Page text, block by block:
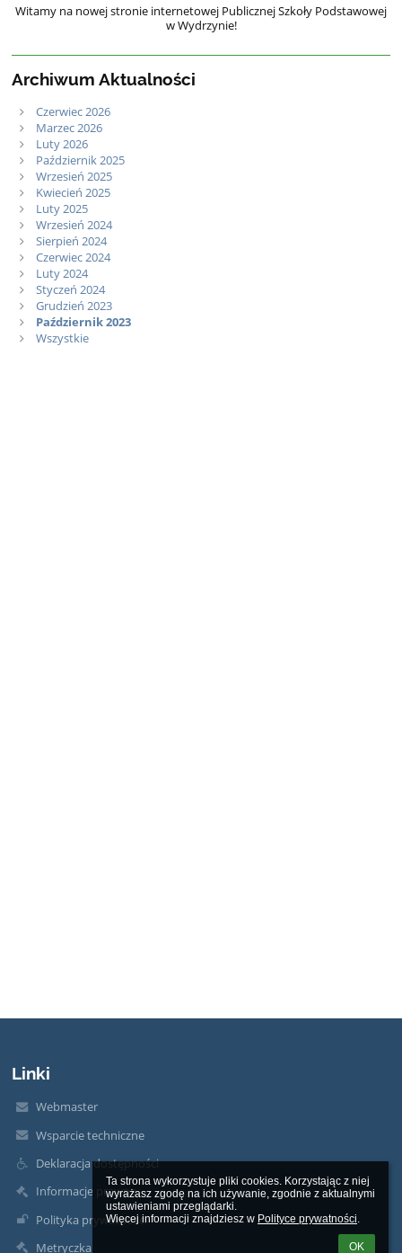
Ta strona wykorzystuje pliki cookies. Korzystając z niej
wyrażasz zgodę na ich używanie, zgodnie z aktualnymi
ustawieniami przeglądarki.
Więcej informacji znajdziesz w Polityce prywatności.
OK
Witamy na nowej stronie internetowej Publicznej Szkoły Podstawowej
w Wydrzynie!
Archiwum Aktualności
Czerwiec 2026
Marzec 2026
Luty 2026
Październik 2025
Wrzesień 2025
Kwiecień 2025
Luty 2025
Wrzesień 2024
Sierpień 2024
Czerwiec 2024
Luty 2024
Styczeń 2024
Grudzień 2023
Październik 2023
Wszystkie
Linki
Webmaster
Wsparcie techniczne
Deklaracja dostępności
Informacje prawne
Polityka prywatności
Metryczka